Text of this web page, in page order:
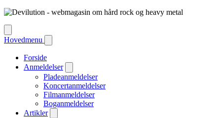
Hovedmenu
Forside
Anmeldelser
Pladeanmeldelser
Koncertanmeldelser
Filmanmeldelser
Boganmeldelser
Artikler